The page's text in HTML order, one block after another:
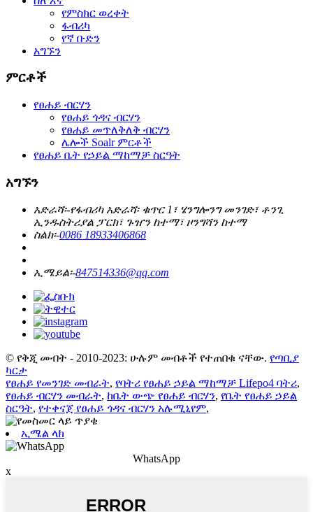
የምስክር ወረቀት
ፋብሪካ
የኛ ቡድን
አግኙን
ምርቶች
የፀሐይ ብርሃን
የፀሐይ ጎዳና ብርሃን
የፀሐይ መጥለቅለቅ ብርሃን
ሌሎች Soalr ምርቶች
የፀሐይ ቤት የኃይል ማከማቻ ስርዓት
አግኙን
አድራሻ፡-የፋብሪካ አድራሻ፡ ቁጥር 1፣ ሄንግሎንግ መንገድ፣ ቶንጊ
ኢንዱስትሪያል ፓርክ፣ ጉዠን ከተማ፣ ዞንግሻን ከተማ
ስልክ፡-0086 18933406868
ኢሜይል፡-847514336@qq.com
© የቅጂ መብት - 2010-2023: ሁሉም መብቶች የተጠበቁ ናቸው. የጣቢያ
ካርታ
የፀሐይ የመንገድ መብራት, የባትሪ የፀሐይ ኃይል ማከማቻ Lifepo4 ባትሪ,
የፀሐይ ብርሃን መብራት, ከቤት ውጭ የፀሐይ ብርሃን, የቤት የፀሐይ ኃይል
ስርዓት, የተቀናጀ የፀሐይ ጎዳና ብርሃን አሉሚኒየም,
ኢሜል ላክ
WhatsApp
x